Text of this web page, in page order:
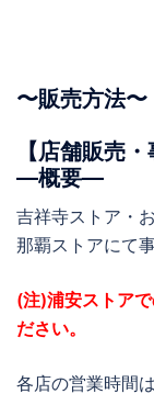
〜販売方法〜
【店舗販売
―概要―
吉祥寺ストア・
那覇ストアにて
(注)浦安ストア
ださい。
各店の営業時間